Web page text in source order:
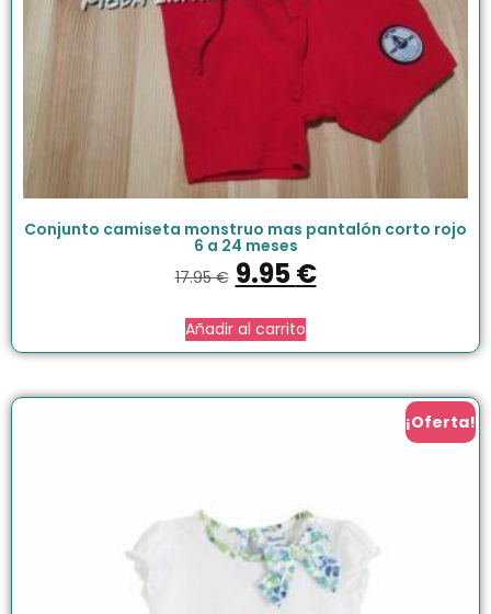
Conjunto camiseta monstruo mas pantalón corto rojo
6 a 24 meses
17.95€ 9.95€
Añadir al carrito
¡Oferta!